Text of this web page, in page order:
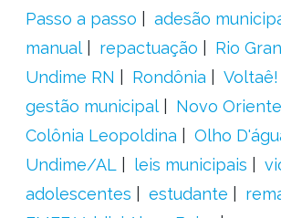
Passo a passo
adesão
manual
repactuação
Rio
Undime RN
Rondônia Voltaê!
gestão municipal
Novo Oriente
Colônia Leopoldina
Olho
Undime/AL
leis municipais
adolescentes
estudante